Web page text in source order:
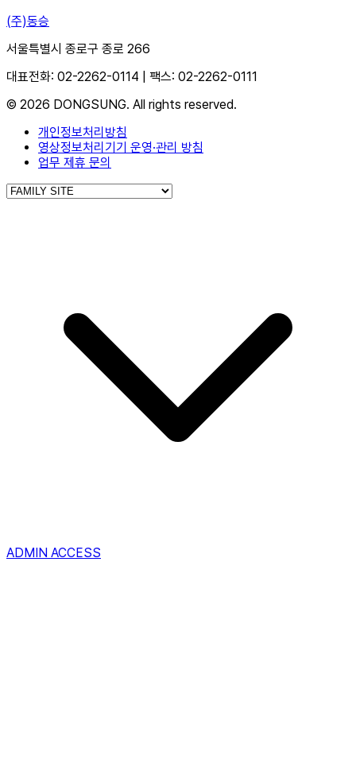
(주)동승
서울특별시 종로구 종로 266
대표전화: 02-2262-0114 | 팩스: 02-2262-0111
© 2026 DONGSUNG. All rights reserved.
개인정보처리방침
영상정보처리기기 운영·관리 방침
업무 제휴 문의
ADMIN ACCESS